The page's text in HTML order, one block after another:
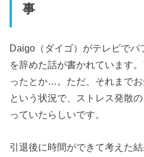
事
Daigo（ダイゴ）がテレビでパ
を辞めた話が書かれています
ったとか…。ただ、それまで
という状況で、ストレス発散
っていたらしいです。
引退後に時間ができて考えた